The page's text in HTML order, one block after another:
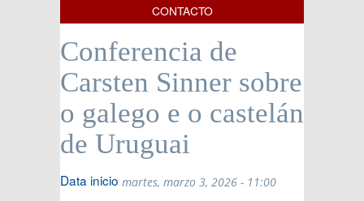
CONTACTO
Conferencia de
Carsten Sinner sobre
o galego e o castelán
de Uruguai
Data inicio martes, marzo 3, 2026 - 11:00